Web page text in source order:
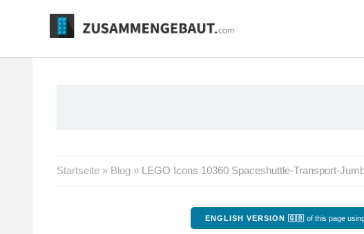
Startseite » Blog » LEGO Icons 10360 Spaceshuttle-Transport-
ENGLISH VERSION 🇬🇧 of this page